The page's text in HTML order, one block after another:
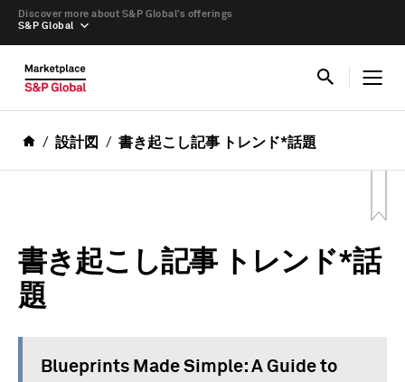
S&P Global
Discover more about S&P Global’s offerings
設計図 書き起こし記事 トレンド*話題
書き起こし記事 トレンド*話
題
Blueprints Made Simple: A Guide to